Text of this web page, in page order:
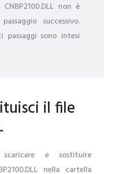
non è
successivo.
passaggi sono intesi
il file
e sostituire
nella cartella